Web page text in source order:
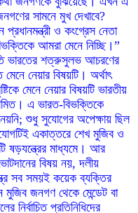
সামনে মুখ দেখাবে?
ও কংগ্রেস নেতা
আমরা মেনে নিচ্ছি।”
ভারতের শত্রুসুলভ আচরণের
নেয়ার বিষয়টি। অর্থাৎ
মেনে নেয়ার বিষয়টি ভারতীয়
এ ভারত-বিভক্তিকে
শুধু সুযোগের অপেক্ষায় ছিল
একাত্তরে শেখ মুজিব ও
ষড়যন্ত্রের মাধ্যমে। আর
বিষয় নয়, দলীয়
সব সময়ই কয়েক ব্যক্তির
মুজিব জনগণ থেকে মেন্ডেট বা
প্রতিনিধিদের